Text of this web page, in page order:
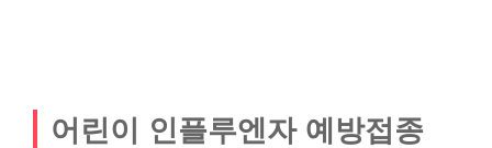
어린이 인플루엔자 예방접종